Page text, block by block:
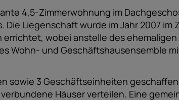
4,5-Zimmerwohnung im
Liegenschaft wurde im Jahr 2007 im
wobei anstelle des ehemaligen
Wohn- und Geschäftshausensemble
sowie 3 Geschäftseinheiten
Häuser verteilen. Eine